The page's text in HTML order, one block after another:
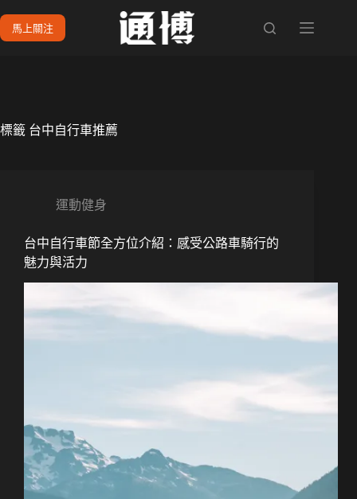
馬上關注
標籤 台中自行車推薦
運動健身
台中自行車節全方位介紹：感受公路車騎行的
魅力與活力